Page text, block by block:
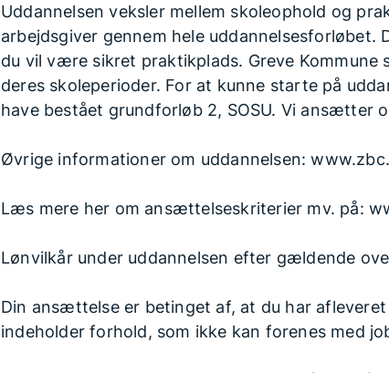
Uddannelsen veksler mellem skoleophold og
arbejdsgiver gennem hele uddannelsesforløbet.
du vil være sikret praktikplads. Greve Kommune
deres skoleperioder. For at kunne starte på
have bestået grundforløb 2, SOSU. Vi ansætter
Øvrige informationer om uddannelsen:
Læs mere her om ansættelseskriterier mv. på:
Lønvilkår under uddannelsen efter gældende
Din ansættelse er betinget af, at du har
indeholder forhold, som ikke kan forenes med